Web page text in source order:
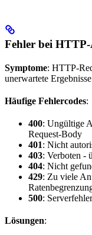
Fehler bei
Symptome: HTTP-
unerwartete
Häufige Fehlercodes:
400: Ungültige
Request-Body
401: Nicht
403: Verboten -
404: Nicht
429: Zu viele
500:
Lösungen: